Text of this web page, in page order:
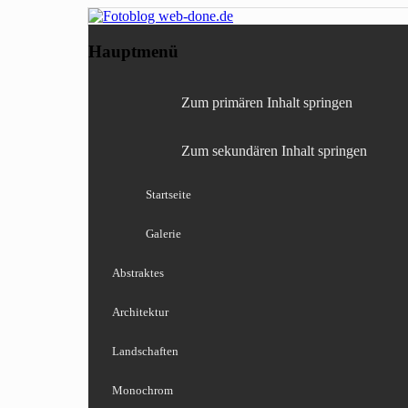
Fotoblog web-
Hauptmenü
Zum primären Inhalt springen
Zum sekundären Inhalt springen
Startseite
Galerie
Abstraktes
Architektur
Landschaften
Monochrom